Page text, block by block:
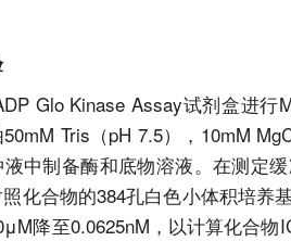
Glo Kinase Assay试剂盒进行
Tris（pH 7.5），10mM
中制备酶和底物溶液。在测定
化合物的384孔白色小体积培养
降至0.0625nM，以计算化合